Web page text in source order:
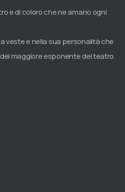
e di coloro che ne amano ogni
veste e nella sua personalità che
del maggiore esponente del teatro